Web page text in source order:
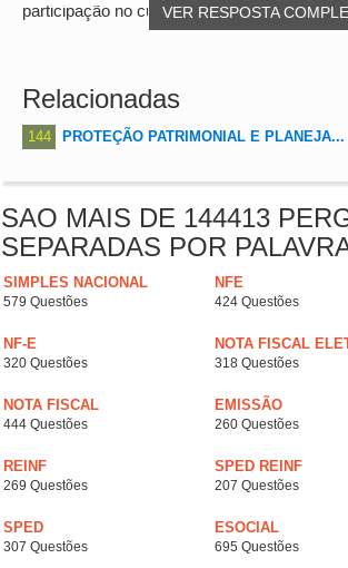
VER RESPOSTA
participação no curso. De acordo com o seu
Relacionadas
144 PROTEÇÃO PATRIMONIAL E PLANEJA...
SAO MAIS DE 144413
SEPARADAS POR
SIMPLES NACIONAL
579 Questões
NFE
424 Questões
NF-E
320 Questões
NOTA FISCAL
318 Questões
NOTA FISCAL
444 Questões
EMISSÃO
260 Questões
REINF
269 Questões
SPED REINF
207 Questões
SPED
307 Questões
ESOCIAL
695 Questões